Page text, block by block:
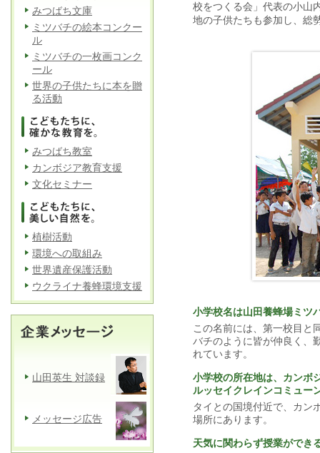
校をつくる会」代表の小山
地の子供たちも参加し、総
小学校名は山田養蜂場ミツ
この名前には、第一校目と
バチのように皆が仲良く、
れています。
小学校の所在地は、カンボ
ルッセイクレインコミュー
タイとの国境付近で、カン
場所にあります。
天気に関わらず授業ができ
みつばち文庫
ミツバチの絵本コンクー
ル
ミツバチの一枚画コンク
ール
世界の子供たちに本を贈
る活動
みつばち教室
カンボジア教育支援
文化セミナー
植樹活動
環境への取組み
世界遺産保護活動
ウクライナ養蜂環境支援
山田英生 対談録
メッセージ広告